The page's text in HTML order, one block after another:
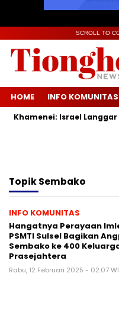
SCROLL TO
HOME INFO KOMUNITAS
Khamenei: Israel Langgar
TopikSembako
INFO KOMUNITAS
Hangatnya Perayaan
PSMTI Sulsel Bagikan
Sembako ke 400
Prasejahtera
Rabu, 12 Februari 2025 - 02:07